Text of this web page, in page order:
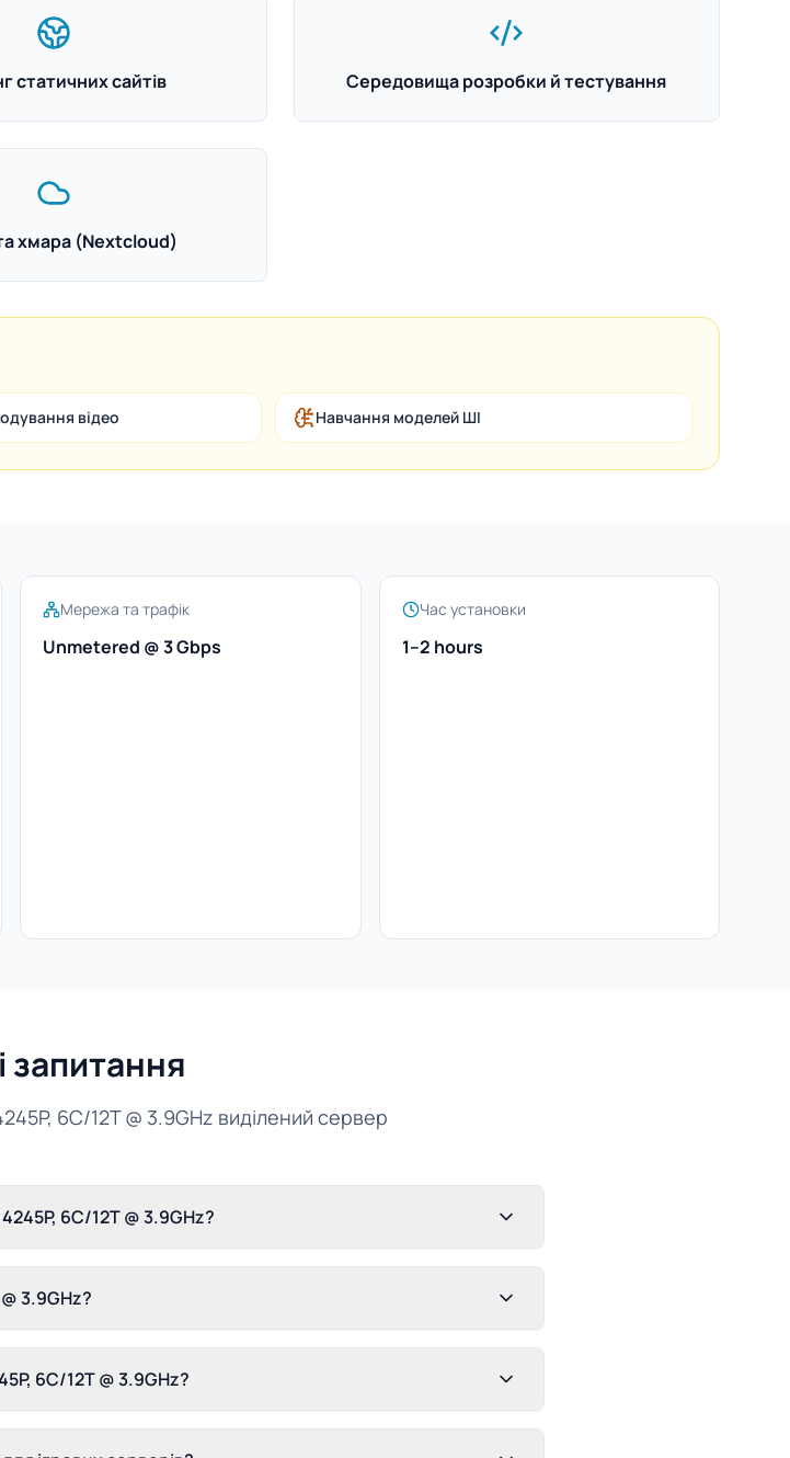
статичних сайтів Середовища розробки й тестування
хмара (Nextcloud)
відео Навчання моделей ШІ
Мережа та трафік
Unmetered @ 3 Gbps
Час установки
1–2 hours
запитання
6C/12T @ 3.9GHz виділений сервер
6C/12T @ 3.9GHz?
3.9GHz?
6C/12T @ 3.9GHz?